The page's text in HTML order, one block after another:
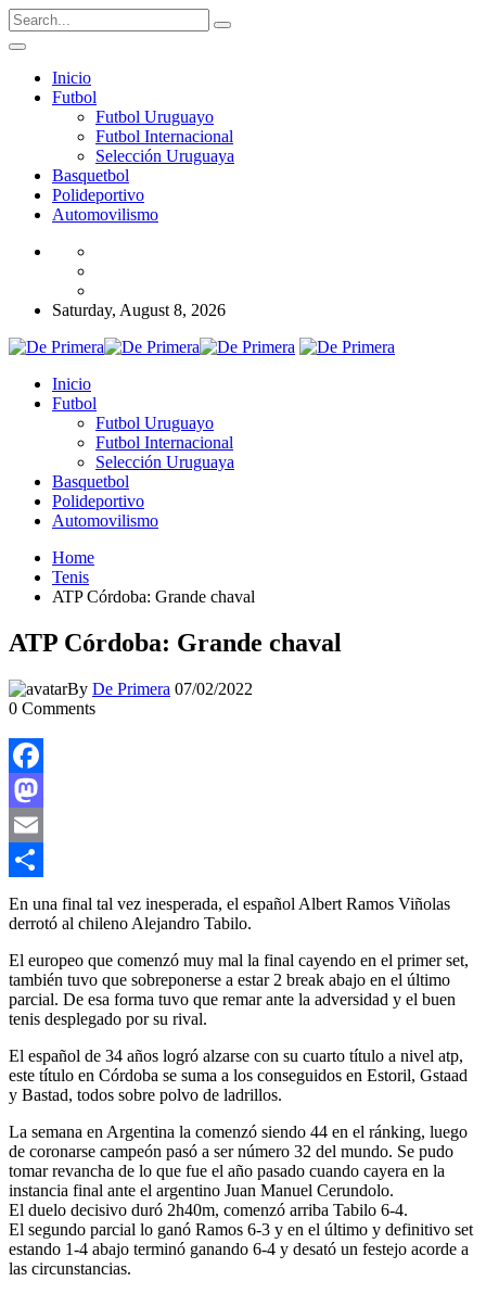
Inicio
Futbol
Futbol Uruguayo
Futbol Internacional
Selección Uruguaya
Basquetbol
Polideportivo
Automovilismo
Saturday, August 8, 2026
Inicio
Futbol
Futbol Uruguayo
Futbol Internacional
Selección Uruguaya
Basquetbol
Polideportivo
Automovilismo
Home
Tenis
ATP Córdoba: Grande chaval
ATP Córdoba: Grande chaval
By De Primera 07/02/2022
0 Comments
Facebook
Mastodon
Email
Compartir
En una final tal vez inesperada, el español Albert Ramos Viñolas
derrotó al chileno Alejandro Tabilo.
El europeo que comenzó muy mal la final cayendo en el primer set,
también tuvo que sobreponerse a estar 2 break abajo en el último
parcial. De esa forma tuvo que remar ante la adversidad y el buen
tenis desplegado por su rival.
El español de 34 años logró alzarse con su cuarto título a nivel atp,
este título en Córdoba se suma a los conseguidos en Estoril, Gstaad
y Bastad, todos sobre polvo de ladrillos.
La semana en Argentina la comenzó siendo 44 en el ránking, luego
de coronarse campeón pasó a ser número 32 del mundo. Se pudo
tomar revancha de lo que fue el año pasado cuando cayera en la
instancia final ante el argentino Juan Manuel Cerundolo.
El duelo decisivo duró 2h40m, comenzó arriba Tabilo 6-4.
El segundo parcial lo ganó Ramos 6-3 y en el último y definitivo set
estando 1-4 abajo terminó ganando 6-4 y desató un festejo acorde a
las circunstancias.